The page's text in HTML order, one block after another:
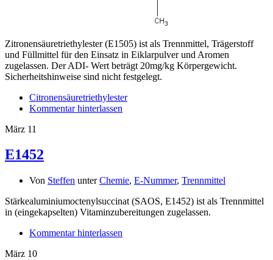
Zitronensäuretriethylester (E1505) ist als Trennmittel, Trägerstoff
und Füllmittel für den Einsatz in Eiklarpulver und Aromen
zugelassen. Der ADI- Wert beträgt 20mg/kg Körpergewicht.
Sicherheitshinweise sind nicht festgelegt.
Citronensäuretriethylester
Kommentar hinterlassen
März 11
E1452
Von Steffen unterChemie, E-Nummer, Trennmittel
Stärkealuminiumoctenylsuccinat (SAOS, E1452) ist als Trennmittel
in (eingekapselten) Vitaminzubereitungen zugelassen.
Kommentar hinterlassen
März 10